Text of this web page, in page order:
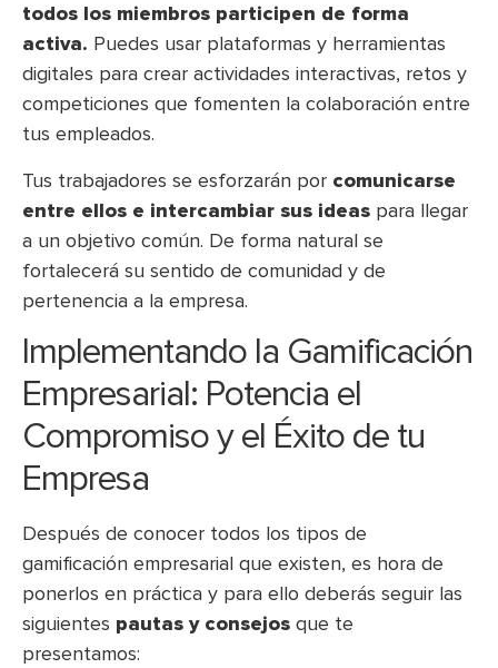
todos los miembros participen de forma
activa. Puedes usar plataformas y herramientas
digitales para crear actividades interactivas, retos y
competiciones que fomenten la colaboración entre
tus empleados.
Tus trabajadores se esforzarán por comunicarse
entre ellos e intercambiar sus ideas para llegar
a un objetivo común. De forma natural se
fortalecerá su sentido de comunidad y de
pertenencia a la empresa.
Implementando la Gamificación
Empresarial: Potencia el
Compromiso y el Éxito de tu
Empresa
Después de conocer todos los tipos de
gamificación empresarial que existen, es hora de
ponerlos en práctica y para ello deberás seguir las
siguientes pautas y consejos que te
presentamos: